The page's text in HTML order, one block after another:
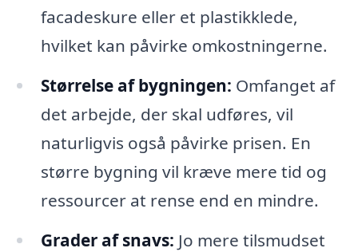
facadeskure eller et plastikklede,
hvilket kan påvirke omkostningerne.
Størrelse af bygningen: Omfanget af
det arbejde, der skal udføres, vil
naturligvis også påvirke prisen. En
større bygning vil kræve mere tid og
ressourcer at rense end en mindre.
Grader af snavs: Jo mere tilsmudset